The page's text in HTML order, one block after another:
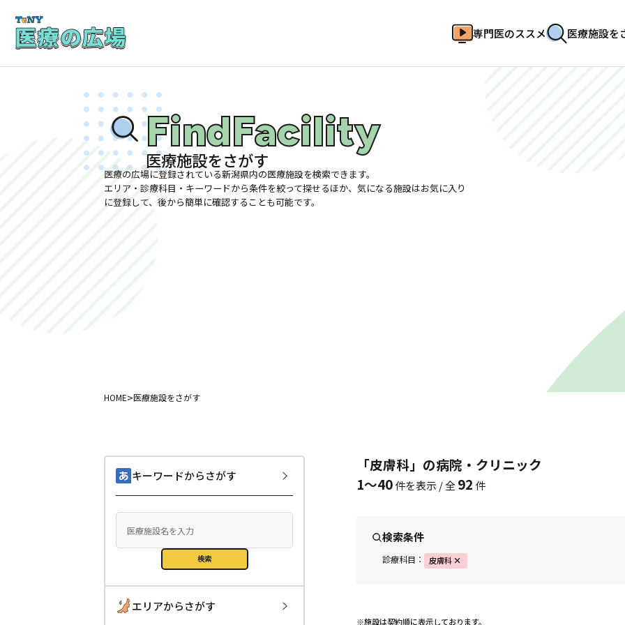
専門医のススメ 医療施設を
HOME>医療施設をさがす
FindFacility
医療施設をさがす
医療の広場に登録されている新潟県内の医療施設を検索できます。
エリア・診療科目・キーワードから条件を絞って探せるほか、気になる施設はお気に入り
に登録して、後から簡単に確認することも可能です。
キーワードからさがす
検索
エリアからさがす
「皮膚科」の病院・クリニック
1〜40件を表示 / 全 92 件
検索条件
診療科目： 皮膚科
※施設は契約順に表示しております。